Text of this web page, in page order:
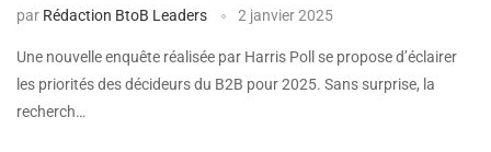
par Rédaction BtoB Leaders 2 janvier 2025
Une nouvelle enquête réalisée par Harris Poll se propose d’éclairer
les priorités des décideurs du B2B pour 2025. Sans surprise, la
recherch…